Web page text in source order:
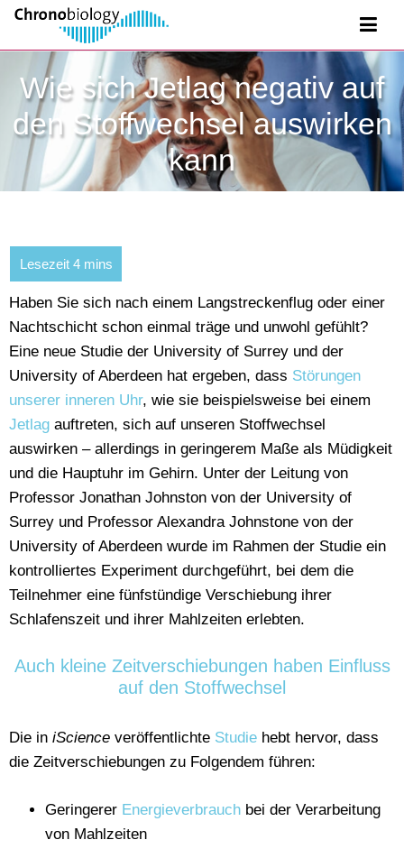
Wie sich Jetlag negativ auf
den Stoffwechsel auswirken
kann
Haben Sie sich nach einem Langstreckenflug oder einer
Nachtschicht schon einmal träge und unwohl gefühlt?
Eine neue Studie der University of Surrey und der
University of Aberdeen hat ergeben, dass Störungen
unserer inneren Uhr, wie sie beispielsweise bei einem
Jetlag auftreten, sich auf unseren Stoffwechsel
auswirken – allerdings in geringerem Maße als Müdigkeit
und die Hauptuhr im Gehirn. Unter der Leitung von
Professor Jonathan Johnston von der University of
Surrey und Professor Alexandra Johnstone von der
University of Aberdeen wurde im Rahmen der Studie ein
kontrolliertes Experiment durchgeführt, bei dem die
Teilnehmer eine fünfstündige Verschiebung ihrer
Schlafenszeit und ihrer Mahlzeiten erlebten.
Auch kleine Zeitverschiebungen haben Einfluss
auf den Stoffwechsel
Die in iScience veröffentlichte Studie hebt hervor, dass
die Zeitverschiebungen zu Folgendem führen:
Geringerer Energieverbrauch bei der Verarbeitung
von Mahlzeiten